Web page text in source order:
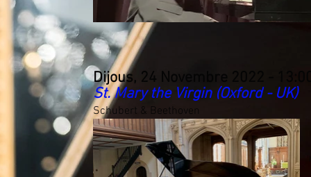
Schubert & Beethoven
St. Mary the Virgin (Oxford - UK)
Dijous, 24 Novembre 2022 -